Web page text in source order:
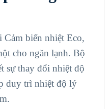
biến nhiệt Eco,
cho ngăn lạnh. Bộ
sự thay đổi nhiệt độ
duy trì nhiệt độ lý